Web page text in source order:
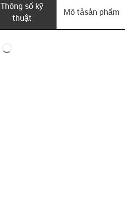
Thông số kỹ
thuật
Mô tả­sản phẩm